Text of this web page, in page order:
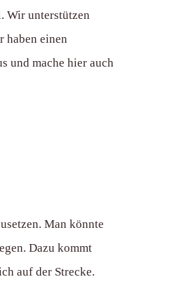
Wir unterstützen
haben einen
und mache hier auch
Man könnte
Dazu kommt
auf der Strecke.